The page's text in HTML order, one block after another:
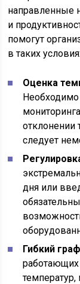
направленные
и
помогут
в таких
Оценка
отклонении
следует
дня или
Гибкий
работающих